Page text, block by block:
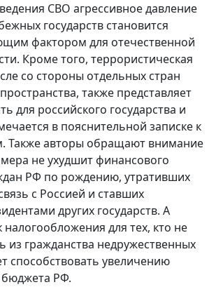
СВО агрессивное давление
государств становится
фактором для отечественной
Кроме того, террористическая
со стороны отдельных стран
также представляет
для российского государства и
в пояснительной записке к
Также авторы обращают внимание
мера не ухудшит финансового
РФ по рождению, утративших
с Россией и ставших
других государств. А
налогообложения для тех, кто не
из гражданства недружественных
способствовать увеличению
бюджета РФ.